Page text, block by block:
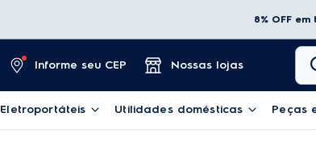
8% OFF em
Informe seu CEP Nossas lojas
Eletroportáteis Utilidades domésticas Peças